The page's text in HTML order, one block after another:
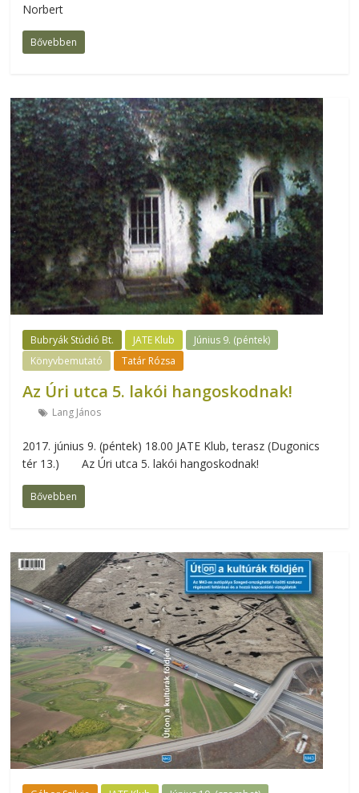
Norbert
Bővebben
Bubryák Stúdió Bt. JATE Klub
Június 9. (péntek)
Könyvbemutató
Tatár Rózsa
Az Úri utca 5. lakói hangoskodnak!
Lang János
2017. június 9. (péntek) 18.00 JATE Klub, terasz (Dugonics
tér 13.) Az Úri utca 5. lakói hangoskodnak!
Bővebben